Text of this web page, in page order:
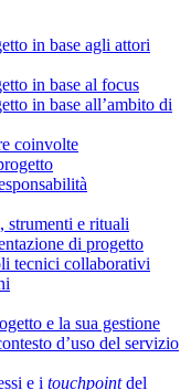
in base agli attori
in base al focus
in base all’ambito di
coinvolte
strumenti e rituali
di progetto
tecnici collaborativi
e la sua gestione
d’uso del servizio
e i touchpointdel